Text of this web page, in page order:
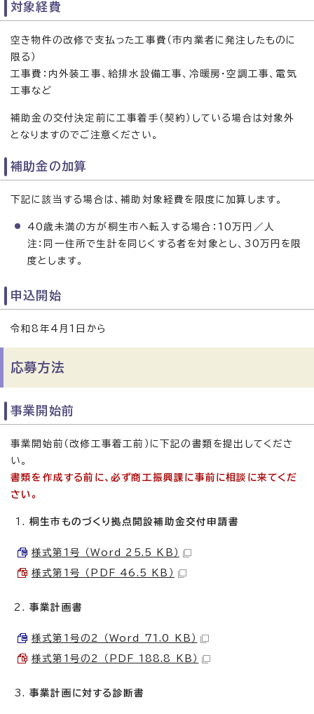
対象経費
空き物件の改修で支払った工事費（市内業者に発注したものに
限る）
工事費：内外装工事、給排水設備工事、冷暖房・空調工事、電気
工事など
補助金の交付決定前に工事着手（契約）している場合は対象外
となりますのでご注意ください。
補助金の加算
下記に該当する場合は、補助対象経費を限度に加算します。
40歳未満の方が桐生市へ転入する場合：10万円／人
注：同一住所で生計を同じくする者を対象とし、30万円を限
度とします。
申込開始
令和8年4月1日から
応募方法
事業開始前
事業開始前（改修工事着工前）に下記の書類を提出してくださ
い。
書類を作成する前に、必ず商工振興課に事前に相談に来てくだ
さい。
桐生市ものづくり拠点開設補助金交付申請書
様式第1号 （Word 25.5 KB）
様式第1号 （PDF 46.5 KB）
事業計画書
様式第1号の2 （Word 71.0 KB）
様式第1号の2 （PDF 188.8 KB）
事業計画に対する診断書